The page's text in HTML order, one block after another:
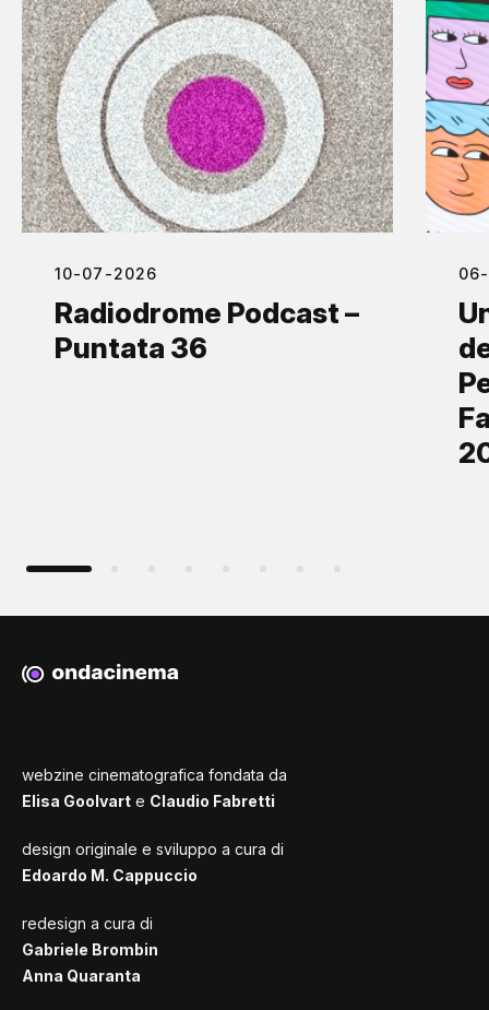
10-07-2026
Radiodrome Podcast –
Puntata 36
webzine cinematografica fondata da
Elisa Goolvart e Claudio Fabretti
design originale e sviluppo a cura di
Edoardo M. Cappuccio
redesign a cura di
Gabriele Brombin
Anna Quaranta